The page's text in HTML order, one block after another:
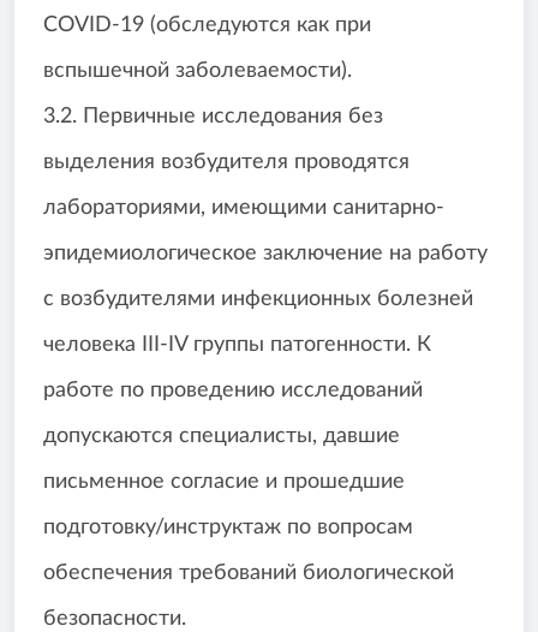
COVID-19 (обследуются как при
вспышечной заболеваемости).
3.2. Первичные исследования без
выделения возбудителя проводятся
лабораториями, имеющими санитарно-
эпидемиологическое заключение на работу
с возбудителями инфекционных болезней
человека III-IV группы патогенности. К
работе по проведению исследований
допускаются специалисты, давшие
письменное согласие и прошедшие
подготовку/инструктаж по вопросам
обеспечения требований биологической
безопасности.